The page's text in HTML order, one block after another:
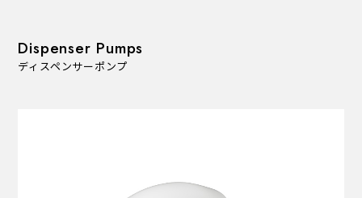
Dispenser Pumps
ディスペンサーポンプ